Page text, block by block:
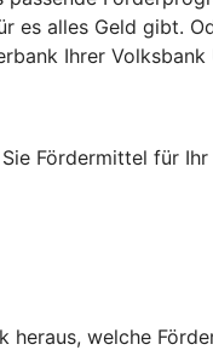
es alles Geld gibt.
Ihrer Volksbank
Fördermittel für
heraus, welche